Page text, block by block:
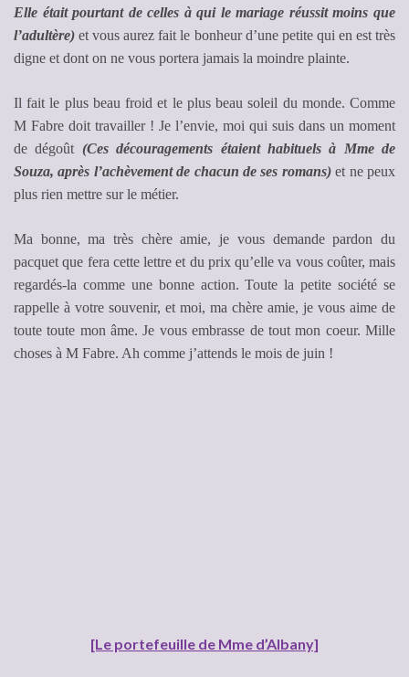
Elle était pourtant de celles à qui le mariage réussit moins que
l’adultère) et vous aurez fait le bonheur d’une petite qui en est très
digne et dont on ne vous portera jamais la moindre plainte.
Il fait le plus beau froid et le plus beau soleil du monde. Comme
M Fabre doit travailler ! Je l’envie, moi qui suis dans un moment
de dégoût (Ces découragements étaient habituels à Mme de
Souza, après l’achèvement de chacun de ses romans) et ne peux
plus rien mettre sur le métier.
Ma bonne, ma très chère amie, je vous demande pardon du
pacquet que fera cette lettre et du prix qu’elle va vous coûter, mais
regardés-la comme une bonne action. Toute la petite société se
rappelle à votre souvenir, et moi, ma chère amie, je vous aime de
toute toute mon âme. Je vous embrasse de tout mon coeur. Mille
choses à M Fabre. Ah comme j’attends le mois de juin !
[Le portefeuille de Mme d’Albany]